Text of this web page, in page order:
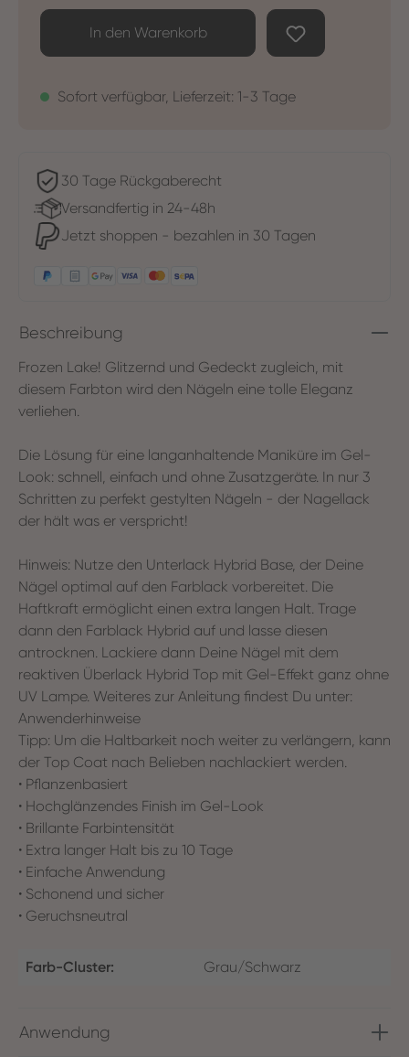
In den Warenkorb
Sofort verfügbar, Lieferzeit: 1-3 Tage
30 Tage Rückgaberecht
Versandfertig in 24-48h
Jetzt shoppen - bezahlen in 30 Tagen
Beschreibung
Frozen Lake! Glitzernd und Gedeckt zugleich, mit
diesem Farbton wird den Nägeln eine tolle Eleganz
verliehen.
Die Lösung für eine langanhaltende Maniküre im Gel-
Look: schnell, einfach und ohne Zusatzgeräte. In nur 3
Schritten zu perfekt gestylten Nägeln - der Nagellack
der hält was er verspricht!
Hinweis: Nutze den Unterlack Hybrid Base, der Deine
Nägel optimal auf den Farblack vorbereitet. Die
Haftkraft ermöglicht einen extra langen Halt. Trage
dann den Farblack Hybrid auf und lasse diesen
antrocknen. Lackiere dann Deine Nägel mit dem
reaktiven Überlack Hybrid Top mit Gel-Effekt ganz ohne
UV Lampe. Weiteres zur Anleitung findest Du unter:
Anwenderhinweise
Tipp: Um die Haltbarkeit noch weiter zu verlängern, kann
der Top Coat nach Belieben nachlackiert werden.
• Pflanzenbasiert
• Hochglänzendes Finish im Gel-Look
• Brillante Farbintensität
• Extra langer Halt bis zu 10 Tage
• Einfache Anwendung
• Schonend und sicher
• Geruchsneutral
Farb-Cluster: Grau/Schwarz
Anwendung